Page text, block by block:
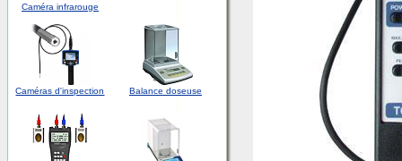
Caméra infrarouge
Caméras d'inspection Balance doseuse